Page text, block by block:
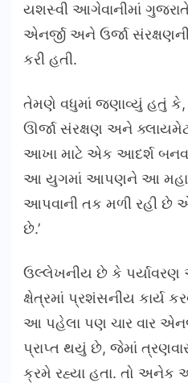
યશસ્વી આગેવાનીમાં
એનર્જી અને ઉર્જા
કરી હતી.
તેમણે વધુમાં જણાવ્યું હતું કે,
ઊર્જા સંરક્ષણ અને ક્લાયમેટ
આખા માટે એક આદર્શ
આ યુગમાં આપણને આ
આપવાની તક મળી રહી છે
છે.’
ઉલ્લેખનીય છે કે પર્યાવરણ
ક્ષેત્રમાં પ્રશંસનીય કાર્ય
આ પહેલા પણ ચાર વાર
પ્રાપ્ત થયું છે, જેમાં
ક્રમે રહ્યા હતા. તો અનેક